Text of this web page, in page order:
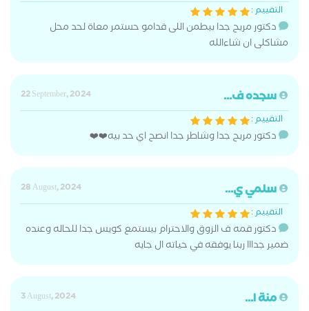
التقييم :
دكتور مريح جدا بيطمن اللى قدامو حستمر معاة لحد محل
مشاكلى ان شاءالله
سجده ف...
22 September, 2024
التقييم :
دكتور مريح جدا وشاطر جدا انصح اي حد بيه❤️❤️
سلمي ي...
28 August, 2024
التقييم :
دكتور قمه ف الزوق والاحترام بيستمع كويس جدا للحاله وعنده
ضمير جدااا ربنا يوفقه في حياته ال جايه
منة ا...
3 August, 2024